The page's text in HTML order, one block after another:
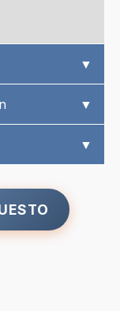
▼
▼
▼